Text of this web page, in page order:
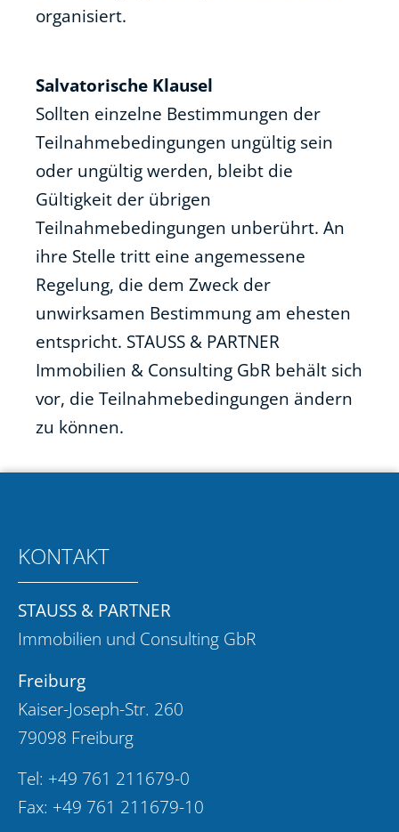
organisiert.
Salvatorische Klausel
Sollten einzelne Bestimmungen der
Teilnahmebedingungen ungültig sein
oder ungültig werden, bleibt die
Gültigkeit der übrigen
Teilnahmebedingungen unberührt. An
ihre Stelle tritt eine angemessene
Regelung, die dem Zweck der
unwirksamen Bestimmung am ehesten
entspricht. STAUSS & PARTNER
Immobilien & Consulting GbR behält sich
vor, die Teilnahmebedingungen ändern
zu können.
KONTAKT
STAUSS & PARTNER
Immobilien und Consulting GbR
Freiburg
Kaiser-Joseph-Str. 260
79098 Freiburg
Tel: +49 761 211679-0
Fax: +49 761 211679-10